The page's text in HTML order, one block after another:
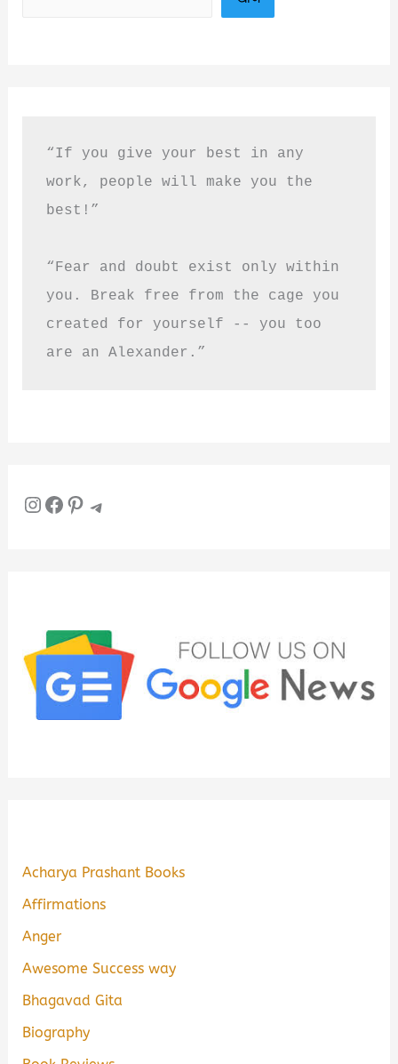
“If you give your best in any
work, people will make you the
best!”
“Fear and doubt exist only within
you. Break free from the cage you
created for yourself -- you too
are an Alexander.”
InstagramFacebook Pinterest Telegram
Acharya Prashant Books
Affirmations
Anger
Awesome Success way
Bhagavad Gita
Biography